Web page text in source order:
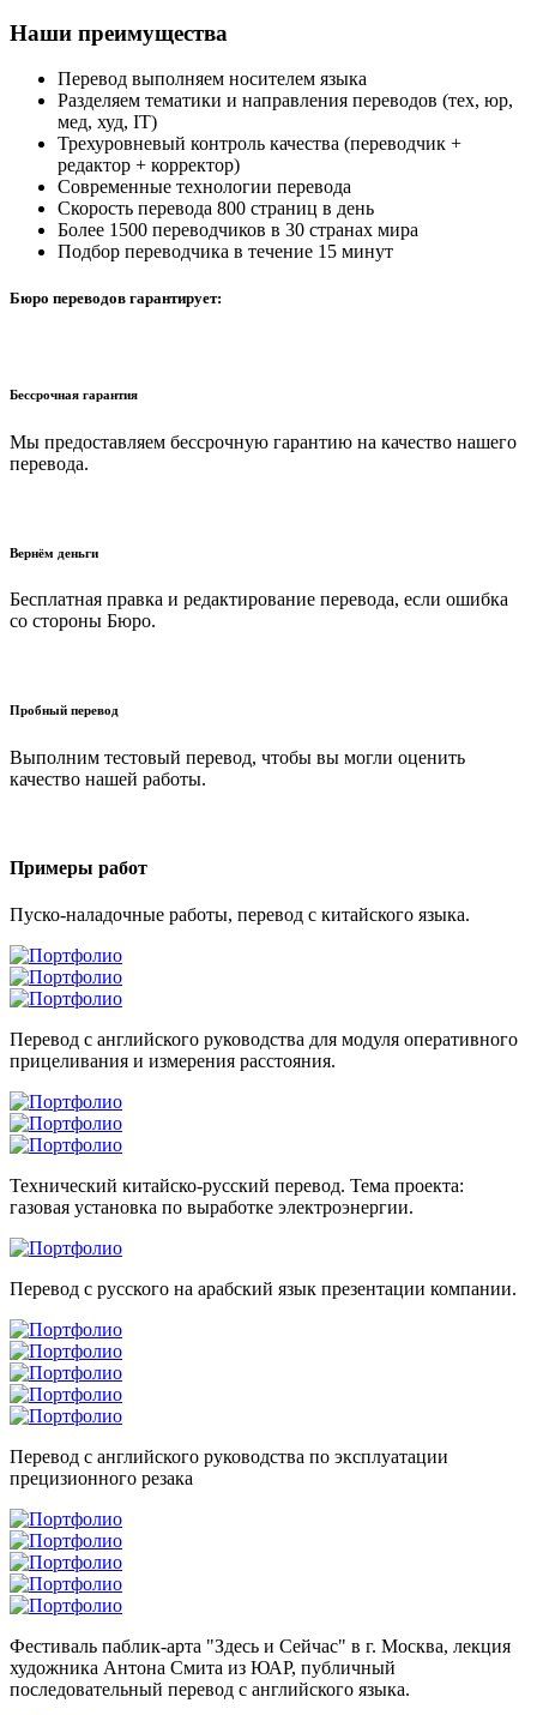
Наши преимущества
Перевод выполняем носителем языка
Разделяем тематики и направления переводов (тех, юр,
мед, худ, IT)
Трехуровневый контроль качества (переводчик +
редактор + корректор)
Современные технологии перевода
Скорость перевода 800 страниц в день
Более 1500 переводчиков в 30 странах мира
Подбор переводчика в течение 15 минут
Бюро переводов гарантирует:
Бессрочная гарантия
Мы предоставляем бессрочную гарантию на качество нашего
перевода.
Вернём деньги
Бесплатная правка и редактирование перевода, если ошибка
со стороны Бюро.
Пробный перевод
Выполним тестовый перевод, чтобы вы могли оценить
качество нашей работы.
Примеры работ
Пуско-наладочные работы, перевод с китайского языка.
Перевод с английского руководства для модуля оперативного
прицеливания и измерения расстояния.
Технический китайско-русский перевод. Тема проекта:
газовая установка по выработке электроэнергии.
Перевод с русского на арабский язык презентации компании.
Перевод с английского руководства по эксплуатации
прецизионного резака
Фестиваль паблик-арта "Здесь и Сейчас" в г. Москва, лекция
художника Антона Смита из ЮАР, публичный
последовательный перевод с английского языка.